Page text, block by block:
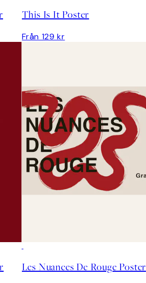
This Is It Poster
Från 129 kr
Les Nuances De Rouge Poster